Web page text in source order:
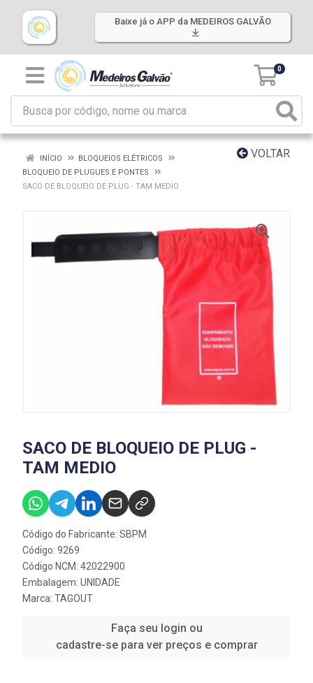
Baixe já o APP da MEDEIROS GALVÃO
0
VOLTAR
INÍCIO
BLOQUEIOS ELÉTRICOS
BLOQUEIO DE PLUGUES E PONTES
SACO DE BLOQUEIO DE PLUG - TAM MEDIO
SACO DE BLOQUEIO DE PLUG -
TAM MEDIO
Código do Fabricante: SBPM
Código: 9269
Código NCM: 42022900
Embalagem: UNIDADE
Marca: TAGOUT
Faça seu login ou
cadastre-se para ver preços e comprar